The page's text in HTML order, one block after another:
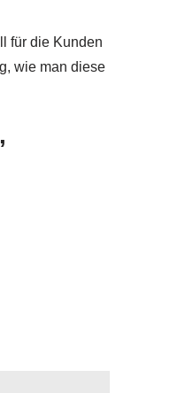
für die Kunden
wie man diese